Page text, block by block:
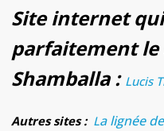
Site internet
parfaitement le
Shamballa : Lucis
Autres sites : La lignée